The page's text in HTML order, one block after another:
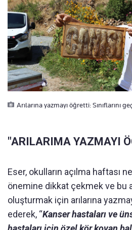
Arılarına yazmayı öğretti: Sınıflarını
"ARILARIMA YAZMAYI
Eser, okulların açılma haftası
önemine dikkat çekmek ve bu
oluşturmak için arılarına
ederek, “Kanser hastaları ve